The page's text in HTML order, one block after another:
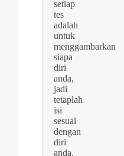
setiap
tes
adalah
untuk
menggambarkan
siapa
diri
anda,
jadi
tetaplah
isi
sesuai
dengan
diri
anda.